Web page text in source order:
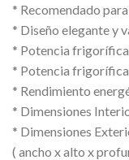
* Recomendado
* Diseño elegante y
* Potencia
* Potencia
* Rendimiento
* Dimensiones
* Dimensiones
( ancho x alto x